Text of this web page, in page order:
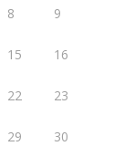
8 9
15 16
22 23
29 30